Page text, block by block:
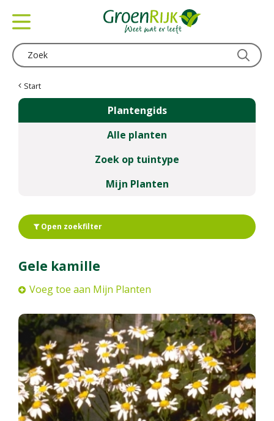
Start
Plantengids
Alle planten
Zoek op tuintype
Mijn Planten
Open zoekfilter
Gele kamille
Voeg toe aan Mijn Planten